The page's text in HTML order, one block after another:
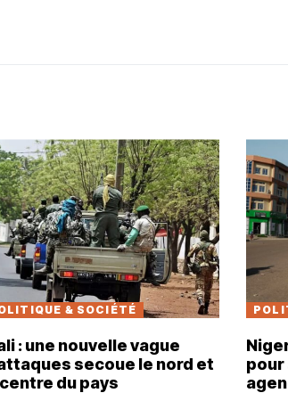
& SOCIÉTÉ
: une nouvelle vague
secoue le nord et
du pays
pour